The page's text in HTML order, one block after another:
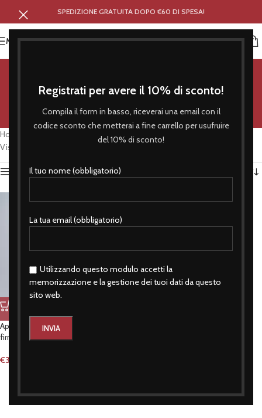
Registrati per avere il 10% di sconto!
Compila il form in basso, riceverai una email con il
codice sconto che metterai a fine carrello per usufruire
del 10% di sconto!
Il tuo nome (obbligatorio)
La tua email (obbligatorio)
Utilizzando questo modulo accetti la
memorizzazione e la gestione dei tuoi dati da questo
sito web.
SPEDIZIONE GRATUITA DOPO €60 DI SPESA!
MENU
apribottiglie magnete
Categorie
Home
Prodotti taggati “apribottiglie magnete”
Visualizzazione del risultato
Attiva Filtro
Apribottiglie-magnete my city my
firm
€3,50